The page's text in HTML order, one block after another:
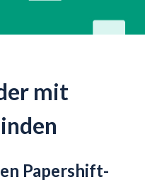
mit
Papershift-